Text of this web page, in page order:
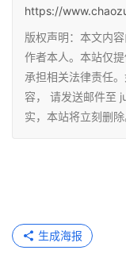
https://
版权声明：本文内
作者本人。本站仅
承担相关法律责任
容， 请发送邮件至
实，本站将立刻删除
生成海报